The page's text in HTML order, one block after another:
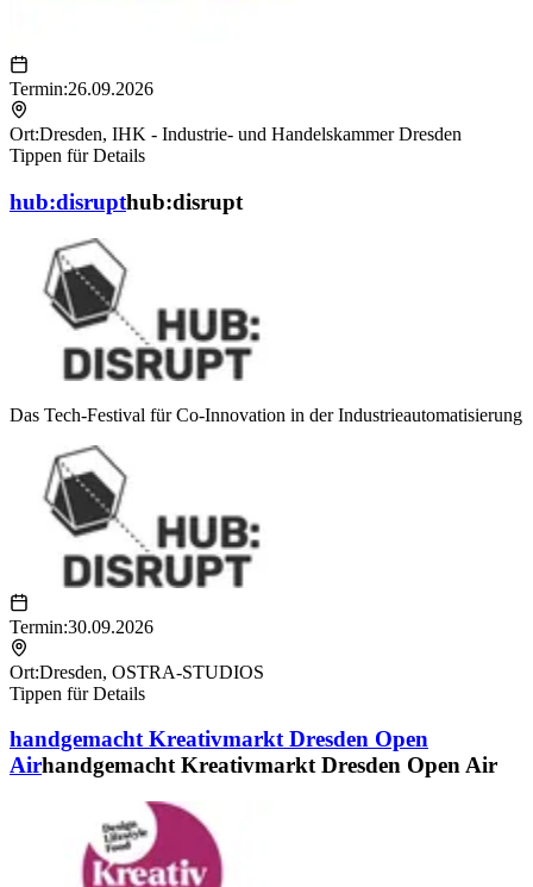
Termin:26.09.2026
Ort:Dresden, IHK - Industrie- und Handelskammer Dresden
Tippen für Details
hub:disrupthub:disrupt
Das Tech-Festival für Co-Innovation in der Industrieautomatisierung
Termin:30.09.2026
Ort:Dresden, OSTRA-STUDIOS
Tippen für Details
handgemacht Kreativmarkt Dresden Open
Airhandgemacht Kreativmarkt Dresden Open Air